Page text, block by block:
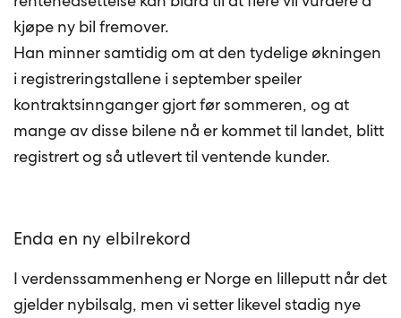
kjøpe ny bil fremover.
Han minner samtidig om at den tydelige økningen
i registreringstallene i september speiler
kontraktsinnganger gjort før sommeren, og at
mange av disse bilene nå er kommet til landet, blitt
registrert og så utlevert til ventende kunder.
Enda en ny elbilrekord
I verdenssammenheng er Norge en lilleputt når det
gjelder nybilsalg, men vi setter likevel stadig nye